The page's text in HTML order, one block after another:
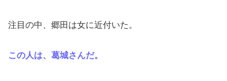
注目の中、郷田は女に近付いた。
この人は、葛城さんだ。